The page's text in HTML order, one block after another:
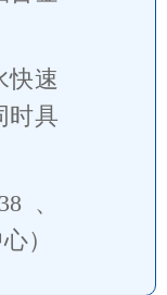
快速
时具
、
）